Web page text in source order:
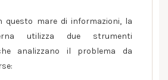
questo mare di informazioni, la
utilizza due strumenti
analizzano il problema da